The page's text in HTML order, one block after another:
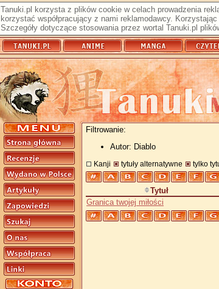
Tanuki.pl korzysta z plików cookie w celach prowadzenia
korzystać współpracujący z nami reklamodawcy.
Szczegóły dotyczące stosowania przez wortal Tanuki.pl
Filtrowanie:
Autor: Diablo
Kanji tytuły alternatywne tylko
Tytuł
Granica twojej miłości